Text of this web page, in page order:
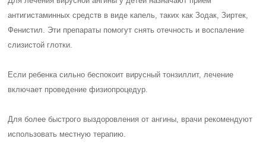
антигистаминных средств в виде капель, таких как Зодак, Зиртек,
Фенистил. Эти препараты помогут снять отечность и воспаление
слизистой глотки.
Если ребенка сильно беспокоит вирусный тонзиллит, лечение
включает проведение физиопроцедур.
Для более быстрого выздоровления от ангины, врачи рекомендуют
использовать местную терапию.